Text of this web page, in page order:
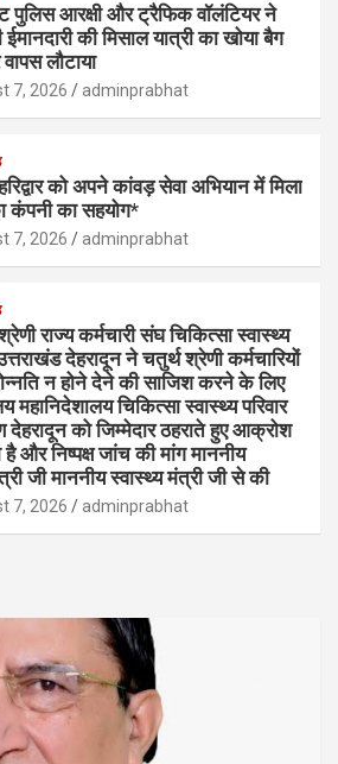
पुलिस आरक्षी और ट्रैफिक वॉलंटियर ने
की मिसाल यात्री का खोया बैग
लौटाया
7, 2026 adminprabhat
को अपने कांवड़ सेवा अभियान में मिला
कंपनी का सहयोग*
7, 2026 adminprabhat
राज्य कर्मचारी संघ चिकित्सा स्वास्थ्य
देहरादून ने चतुर्थ श्रेणी कर्मचारियों
न होने देने की साजिश करने के लिए
महानिदेशालय चिकित्सा स्वास्थ्य परिवार
देहरादून को जिम्मेदार ठहराते हुए आक्रोश
है और निष्पक्ष जांच की मांग माननीय
जी माननीय स्वास्थ्य मंत्री जी से की
7, 2026 adminprabhat